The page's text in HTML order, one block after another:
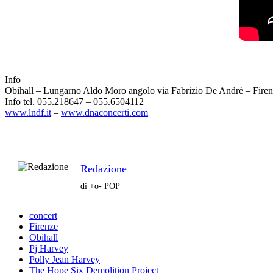
Info
Obihall – Lungarno Aldo Moro angolo via Fabrizio De Andrè –
Info tel. 055.218647 – 055.6504112
www.lndf.it – www.dnaconcerti.com
Redazione
di +o- POP
concert
Firenze
Obihall
Pj Harvey
Polly Jean Harvey
The Hope Six Demolition Project